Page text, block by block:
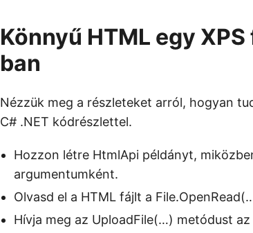
Könnyű HTML egy
ban
Nézzük meg a részleteket arról, hogyan
C# .NET kódrészlettel.
Hozzon létre HtmlApi példányt,
argumentumként.
Olvasd el a HTML fájlt a
Hívja meg az UploadFile(…) metódust